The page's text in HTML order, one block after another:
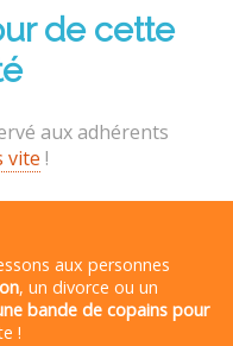
de cette
aux adhérents
vite !
aux personnes
, un divorce ou un
bande de copains pour
!